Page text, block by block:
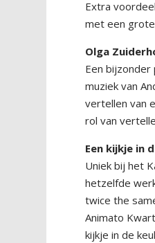
Extra
met een
Olga
Een bijzonder
muziek van
vertellen van
rol van
Een kijkje in
Uniek bij het
hetzelfde
twice the
Animato
kijkje in de